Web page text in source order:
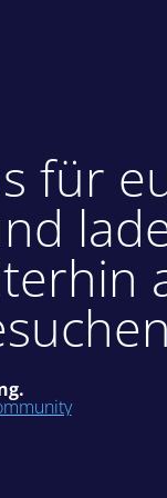
für